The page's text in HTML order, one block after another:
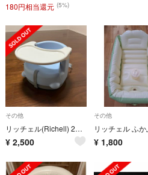
180円相当還元 (5%)
その他
リッチェル(Richell) 2WAYごきげんチェア
¥ 2,500
その他
¥ 1,800